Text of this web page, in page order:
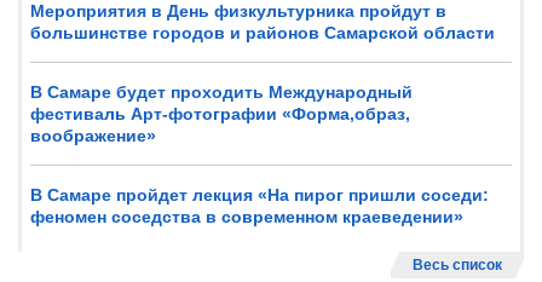
Мероприятия в День физкультурника пройдут в
большинстве городов и районов Самарской области
В Самаре будет проходить Международный
фестиваль Арт-фотографии «Форма,образ,
воображение»
В Самаре пройдет лекция «На пирог пришли соседи:
феномен соседства в современном краеведении»
Весь список